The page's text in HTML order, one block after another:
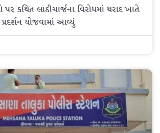
પર કથિત લાઠીચાર્જના વિરોધમાં થરાદ ખાતે
પ્રદર્શન યોજવામાં આવ્યું